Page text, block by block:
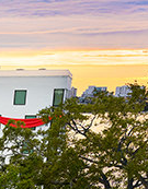
für
der
Einführungsvorträge
Einführungsfilme
Einführende Dienste